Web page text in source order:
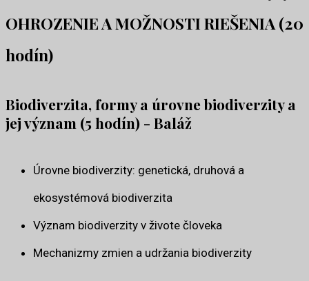
OHROZENIE A MOŽNOSTI RIEŠENIA (20
hodín)
Biodiverzita, formy a úrovne biodiverzity a
jej význam (5 hodín) - Baláž
Úrovne biodiverzity: genetická, druhová a
ekosystémová biodiverzita
Význam biodiverzity v živote človeka
Mechanizmy zmien a udržania biodiverzity